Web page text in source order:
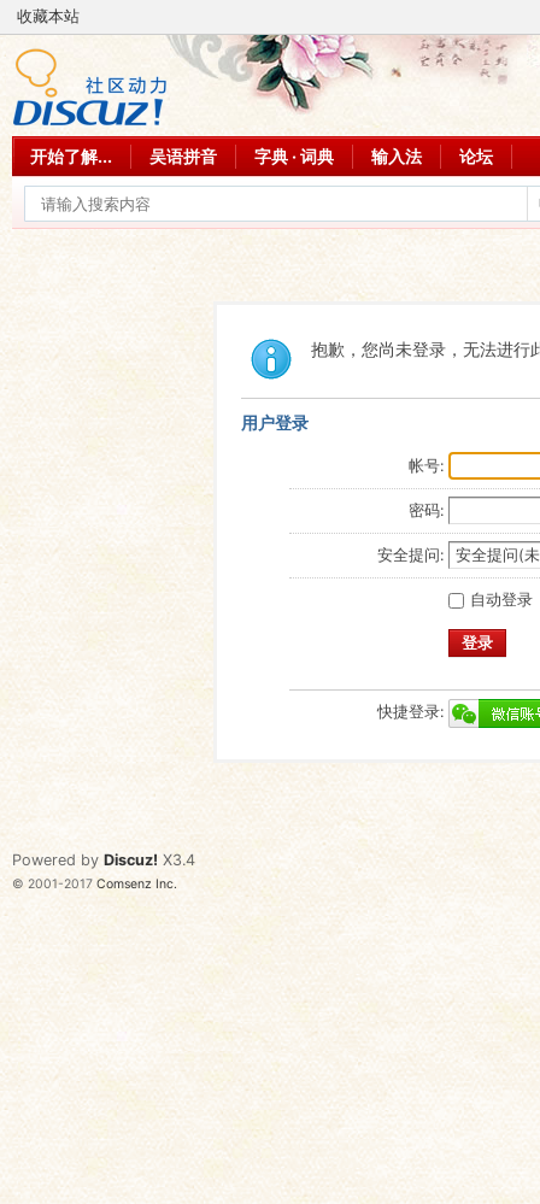
收藏本站
开始了解... 吴语拼音 字典 · 词典 输入法 论坛
抱歉，您尚未登录，无法进行
用户登录
帐号:
密码:
安全提问:
自动登录
登录
快捷登录:
Powered by Discuz! X3.4
© 2001-2017 Comsenz Inc.